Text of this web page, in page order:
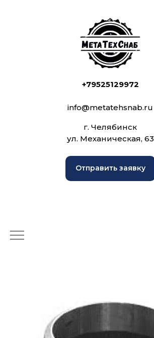
+79525129972
info@metatehsnab.ru
г. Челябинск
ул. Механическая, 63
Отправить заявку